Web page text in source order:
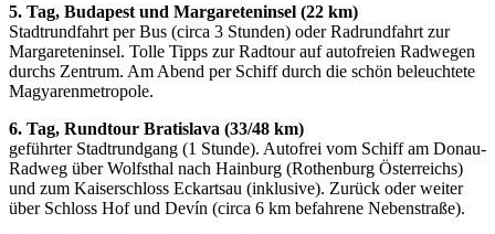
5. Tag, Budapest und Margareteninsel (22 km)
Stadtrundfahrt per Bus (circa 3 Stunden) oder Radrundfahrt zur
Margareteninsel. Tolle Tipps zur Radtour auf autofreien Radwegen
durchs Zentrum. Am Abend per Schiff durch die schön beleuchtete
Magyarenmetropole.
6. Tag, Rundtour Bratislava (33/48 km)
geführter Stadtrundgang (1 Stunde). Autofrei vom Schiff am Donau-
Radweg über Wolfsthal nach Hainburg (Rothenburg Österreichs)
und zum Kaiserschloss Eckartsau (inklusive). Zurück oder weiter
über Schloss Hof und Devín (circa 6 km befahrene Nebenstraße).